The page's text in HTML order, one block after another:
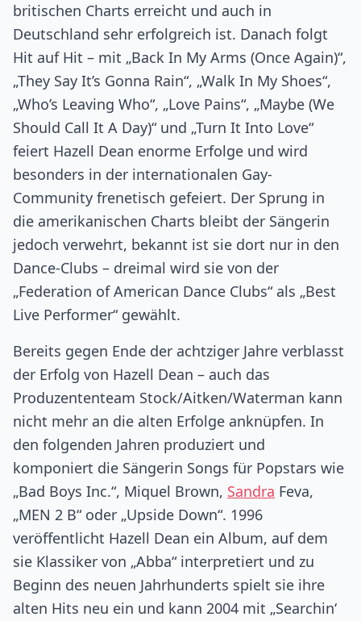
britischen Charts erreicht und auch in
Deutschland sehr erfolgreich ist. Danach folgt
Hit auf Hit – mit „Back In My Arms (Once Again)“,
„They Say It’s Gonna Rain“, „Walk In My Shoes“,
„Who’s Leaving Who“, „Love Pains“, „Maybe (We
Should Call It A Day)“ und „Turn It Into Love“
feiert Hazell Dean enorme Erfolge und wird
besonders in der internationalen Gay-
Community frenetisch gefeiert. Der Sprung in
die amerikanischen Charts bleibt der Sängerin
jedoch verwehrt, bekannt ist sie dort nur in den
Dance-Clubs – dreimal wird sie von der
„Federation of American Dance Clubs“ als „Best
Live Performer“ gewählt.
Bereits gegen Ende der achtziger Jahre verblasst
der Erfolg von Hazell Dean – auch das
Produzententeam Stock/Aitken/Waterman kann
nicht mehr an die alten Erfolge anknüpfen. In
den folgenden Jahren produziert und
komponiert die Sängerin Songs für Popstars wie
„Bad Boys Inc.“, Miquel Brown, Sandra Feva,
„MEN 2 B“ oder „Upside Down“. 1996
veröffentlicht Hazell Dean ein Album, auf dem
sie Klassiker von „Abba“ interpretiert und zu
Beginn des neuen Jahrhunderts spielt sie ihre
alten Hits neu ein und kann 2004 mit „Searchin‘